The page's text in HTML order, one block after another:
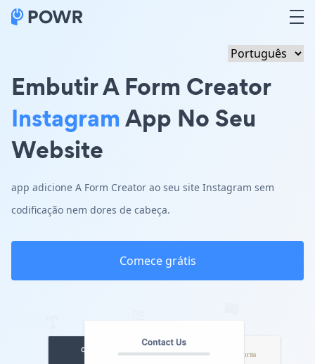
Embutir A Form Creator
InstagramApp No Seu
Website
app adicione A Form Creator ao seu site Instagram sem
codificação nem dores de cabeça.
Comece grátis